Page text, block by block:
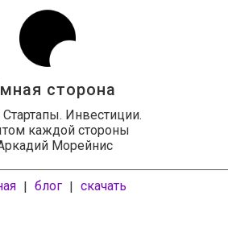
сторона
Стартапы. Инвестиции.
каждой стороны
Морейнис
| блог | скачать